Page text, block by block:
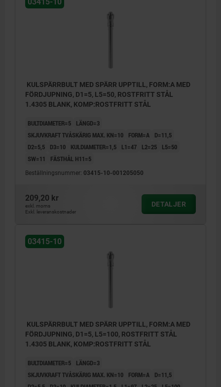
KULSPÄRRBULT MED SPÄRR UPPTILL, FORM:A MED
FÖRDJUPNING, D1=5, L5=50, ROSTFRITT STÅL
1.4305 BLANK, KOMP:ROSTFRITT STÅL
BULTDIAMETER=5
LÄNGD=3
SKJUVKRAFT TVÅSKÄRIG MAX. KN=10
FORM=A
D=11,5
D2=5,5
D3=10 KULDIAMETER=1,5 L1=47 L2=25
L5=50
SW=11
FÄSTHÅL H11=5
Beställningsnummer: 03415-10-001205050
209,20 kr
exkl. moms
Exkl. leveranskostnader
DETALJER
03415-10
KULSPÄRRBULT MED SPÄRR UPPTILL, FORM:A MED
FÖRDJUPNING, D1=5, L5=100, ROSTFRITT STÅL
1.4305 BLANK, KOMP:ROSTFRITT STÅL
BULTDIAMETER=5
LÄNGD=3
SKJUVKRAFT TVÅSKÄRIG MAX. KN=10
FORM=A
D=11,5